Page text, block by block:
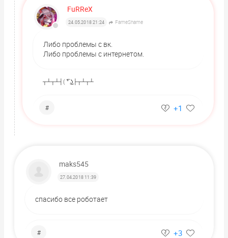
FuRReX
24.05.2018 21:24 FameShame
Либо проблемы с вк.
Либо проблемы с интернетом.
┬┴┬┴┤( ͡° ͜ʖ├┬┴┬┴
# +1
maks545
27.04.2018 11:39
спасибо все роботает
# +3